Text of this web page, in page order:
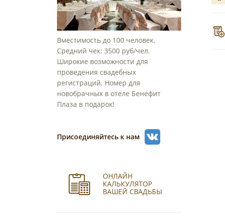
Вместимость до 100 человек.
Средний чек: 3500 руб/чел.
Широкие возможности для
проведения свадебных
регистраций. Номер для
новобрачных в отеле Бенефит
Плаза в подарок!
Присоединяйтесь к нам
ОНЛАЙН
КАЛЬКУЛЯТОР
ВАШЕЙ СВАДЬБЫ